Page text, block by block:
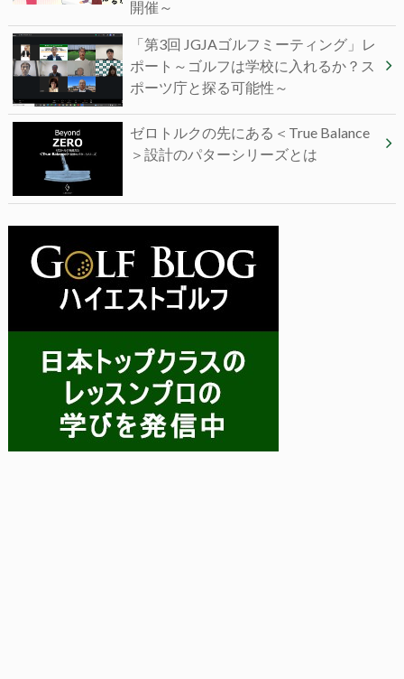
開催～
「第3回 JGJAゴルフミーティング」レ
ポート～ゴルフは学校に入れるか？ス
ポーツ庁と探る可能性～
ゼロトルクの先にある＜True Balance
＞設計のパターシリーズとは